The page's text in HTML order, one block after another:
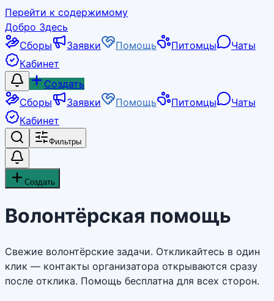
Перейти к содержимому
Добро Здесь
Сборы
Заявки Помощь Питомцы
Чаты
Кабинет
Создать
Сборы
Заявки Помощь Питомцы
Чаты
Кабинет
Фильтры
Создать
Волонтёрская помощь
Свежие волонтёрские задачи. Откликайтесь в один
клик — контакты организатора открываются сразу
после отклика. Помощь бесплатна для всех сторон.